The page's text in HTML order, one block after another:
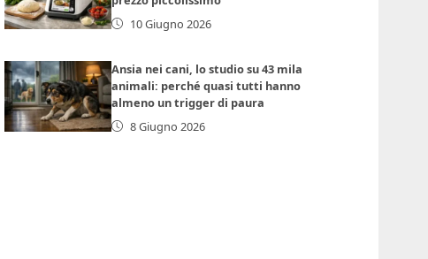
10 Giugno 2026
Ansia nei cani, lo studio su 43 mila
animali: perché quasi tutti hanno
almeno un trigger di paura
8 Giugno 2026